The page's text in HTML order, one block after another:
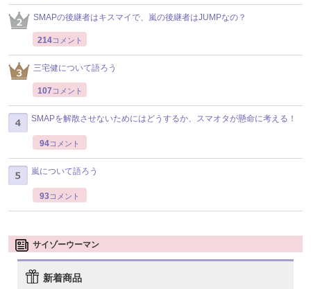
SMAPの後継者はキスマイで、嵐の後継者はJUMPなの？
214コメント
三宅健について語ろう
107 コメント
SMAPを解散させないためにはどうするか、スマオタが懸命に考える！
94コメント
嵐について語ろう
93コメント
サイゾーウーマン
新着商品